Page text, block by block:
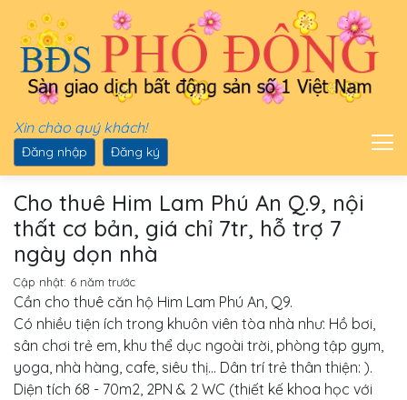
Xin chào quý khách!
Đăng nhập Đăng ký
Cho thuê Him Lam Phú An Q.9, nội
thất cơ bản, giá chỉ 7tr, hỗ trợ 7
ngày dọn nhà
Cập nhật: 6 năm trước
Cần cho thuê căn hộ Him Lam Phú An, Q9.
Có nhiều tiện ích trong khuôn viên tòa nhà như: Hồ bơi,
sân chơi trẻ em, khu thể dục ngoài trời, phòng tập gym,
yoga, nhà hàng, cafe, siêu thị... Dân trí trẻ thân thiện: ).
Diện tích 68 - 70m2, 2PN & 2 WC (thiết kế khoa học với